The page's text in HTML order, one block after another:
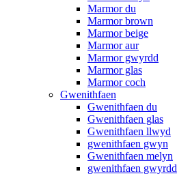
Marmor du
Marmor brown
Marmor beige
Marmor aur
Marmor gwyrdd
Marmor glas
Marmor coch
Gwenithfaen
Gwenithfaen du
Gwenithfaen glas
Gwenithfaen llwyd
gwenithfaen gwyn
Gwenithfaen melyn
gwenithfaen gwyrdd